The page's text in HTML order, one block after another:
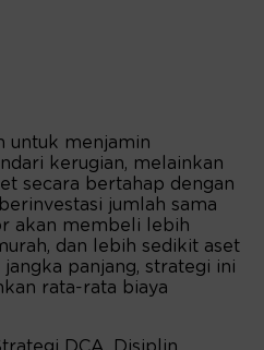
untuk menjamin
kerugian, melainkan
secara bertahap dengan
jumlah sama
akan membeli lebih
dan lebih sedikit aset
panjang, strategi ini
rata-rata biaya